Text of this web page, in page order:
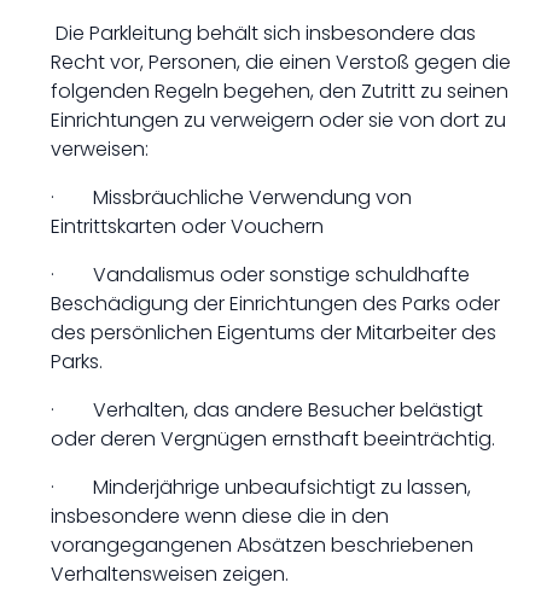
Die Parkleitung behält sich insbesondere das
Recht vor, Personen, die einen Verstoß gegen die
folgenden Regeln begehen, den Zutritt zu seinen
Einrichtungen zu verweigern oder sie von dort zu
verweisen:
· Missbräuchliche Verwendung von
Eintrittskarten oder Vouchern
· Vandalismus oder sonstige schuldhafte
Beschädigung der Einrichtungen des Parks oder
des persönlichen Eigentums der Mitarbeiter des
Parks.
· Verhalten, das andere Besucher belästigt
oder deren Vergnügen ernsthaft beeinträchtig.
· Minderjährige unbeaufsichtigt zu lassen,
insbesondere wenn diese die in den
vorangegangenen Absätzen beschriebenen
Verhaltensweisen zeigen.